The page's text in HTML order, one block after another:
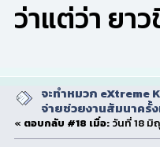
ว่าแต่ว่า ยา
จะทำหมวก eXtreme
จ่ายช่วยงานสัมนาครั้
« ตอบกลับ #18 เมื่อ: วันที่ 18 มิ